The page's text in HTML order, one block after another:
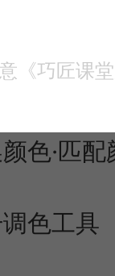
色·匹配
色工具
《巧匠课